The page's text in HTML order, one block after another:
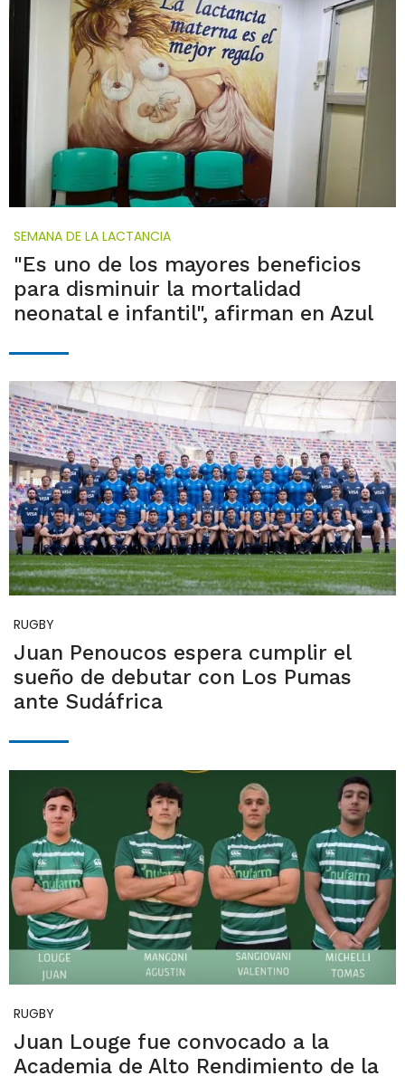
SEMANA DE LA LACTANCIA
"Es uno de los mayores beneficios
para disminuir la mortalidad
neonatal e infantil", afirman en Azul
RUGBY
Juan Penoucos espera cumplir el
sueño de debutar con Los Pumas
ante Sudáfrica
RUGBY
Juan Louge fue convocado a la
Academia de Alto Rendimiento de la